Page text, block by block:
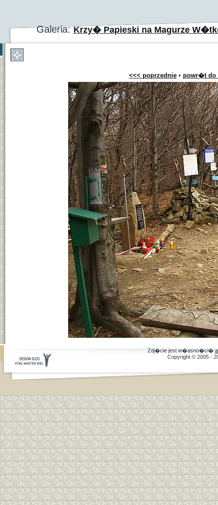
Galeria:Krzy� Papieski na Magurze
<<< poprzednie • powr�t do
Zdj�cie jest w�asno�ci�
Copyright © 2005 -